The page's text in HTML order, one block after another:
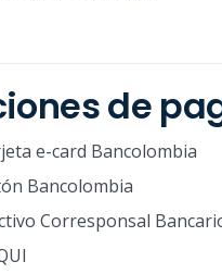
de
e-card Bancolombia
Bancolombia
Corresponsal